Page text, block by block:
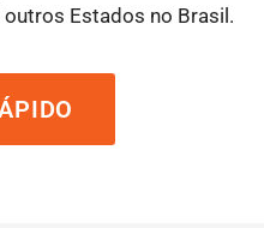
Estados no Brasil.